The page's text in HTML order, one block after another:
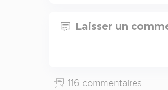
Laisser un
116 commentaires